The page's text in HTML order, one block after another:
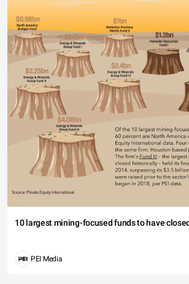
10 largest mining-focused funds to have
PEI Media